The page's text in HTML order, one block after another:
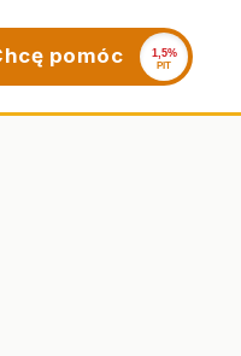
pomóc 1,5%
PIT